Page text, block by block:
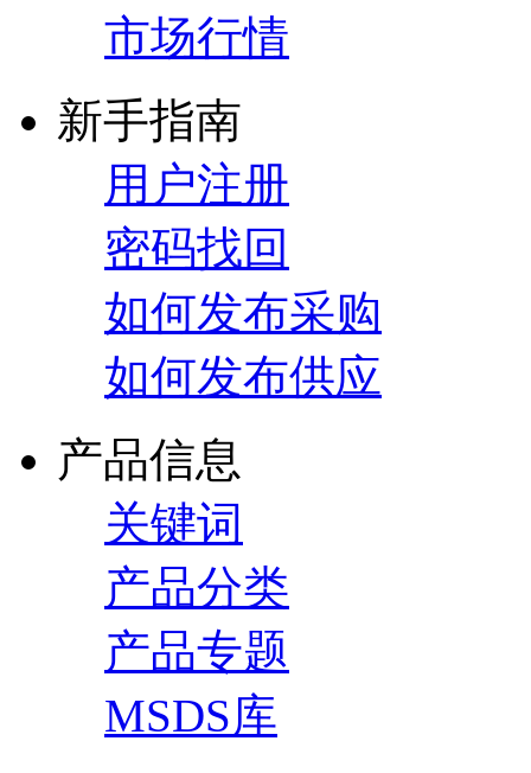
市场行情
新手指南
用户注册
密码找回
如何发布采购
如何发布供应
产品信息
关键词
产品分类
产品专题
MSDS库